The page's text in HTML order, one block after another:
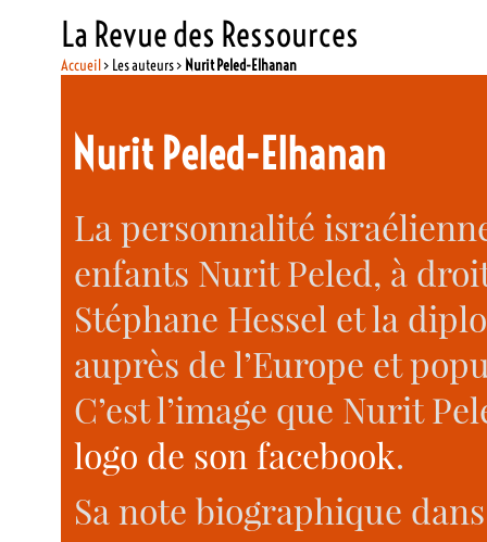
La Revue des Ressources
Accueil> Les auteurs > Nurit Peled-Elhanan
Nurit Peled-Elhanan
La personnalité
enfants Nurit Peled, à
Stéphane Hessel et la
auprès de l’Europe et
C’est l’image que Nurit
logo de son facebook.
Sa note biographique